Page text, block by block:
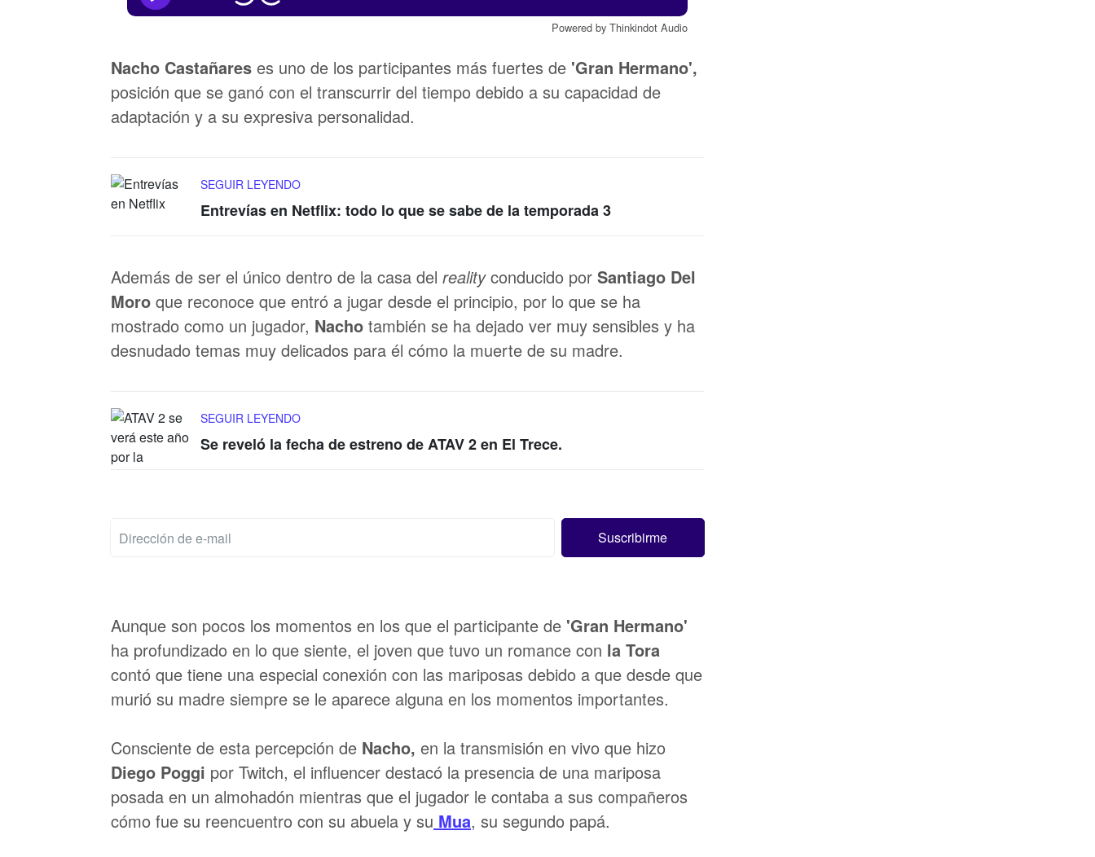
Powered by Thinkindot Audio
Nacho Castañares es uno de los participantes más fuertes de 'Gran Hermano',
posición que se ganó con el transcurrir del tiempo debido a su capacidad de
adaptación y a su expresiva personalidad.
SEGUIR LEYENDO
Entrevías en Netflix: todo lo que se sabe de la temporada 3
Además de ser el único dentro de la casa del realityconducido por Santiago Del
Moro que reconoce que entró a jugar desde el principio, por lo que se ha
mostrado como un jugador, Nacho también se ha dejado ver muy sensibles y ha
desnudado temas muy delicados para él cómo la muerte de su madre.
SEGUIR LEYENDO
Se reveló la fecha de estreno de ATAV 2 en El Trece.
Aunque son pocos los momentos en los que el participante de 'Gran Hermano'
ha profundizado en lo que siente, el joven que tuvo un romance con la Tora
contó que tiene una especial conexión con las mariposas debido a que desde que
murió su madre siempre se le aparece alguna en los momentos importantes.
Consciente de esta percepción de Nacho, en la transmisión en vivo que hizo
Diego Poggi por Twitch, el influencer destacó la presencia de una mariposa
posada en un almohadón mientras que el jugador le contaba a sus compañeros
cómo fue su reencuentro con su abuela y su Mua, su segundo papá.